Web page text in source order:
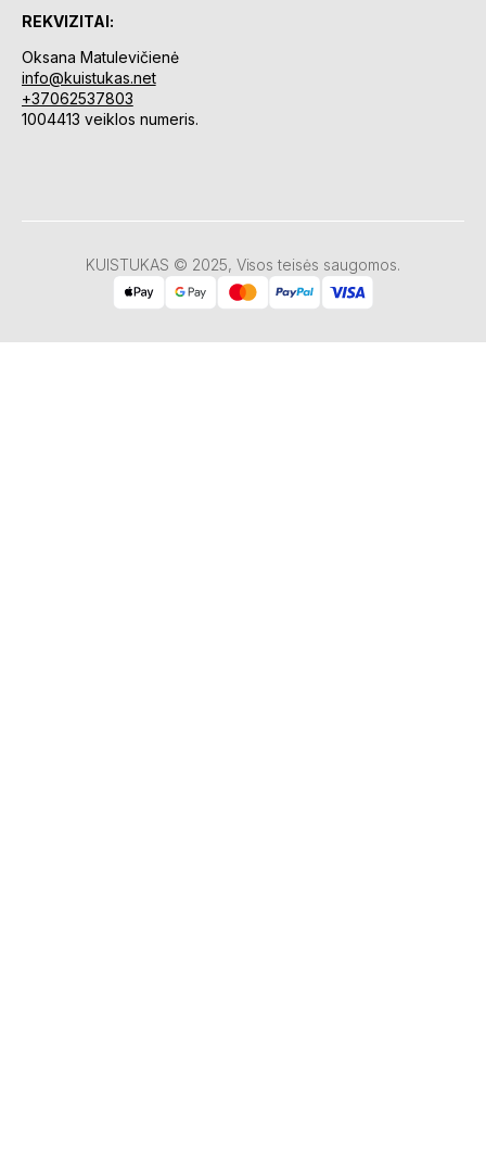
REKVIZITAI:
Oksana Matulevičienė
info@kuistukas.net
+37062537803
1004413 veiklos numeris.
KUISTUKAS © 2025, Visos teisės saugomos.